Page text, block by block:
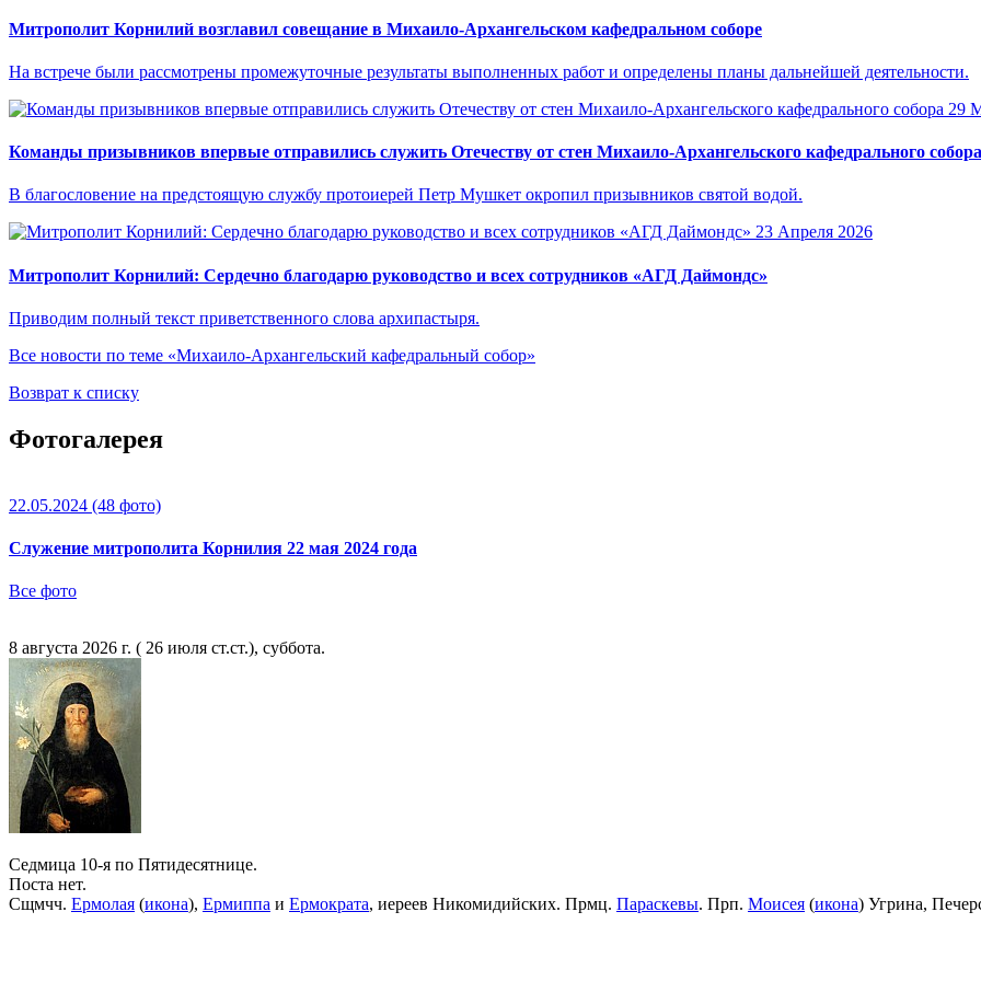
Митрополит Корнилий возглавил совещание в Михаило-Архангельском кафедральном соборе
На встрече были рассмотрены промежуточные результаты выполненных работ и определены планы дальнейшей деятельности.
29
Команды призывников впервые отправились служить Отечеству от стен Михаило-Архангельского кафедрального собора
В благословение на предстоящую службу протоиерей Петр Мушкет окропил призывников святой водой.
23 Апреля 2026
Митрополит Корнилий: Сердечно благодарю руководство и всех сотрудников «АГД Даймондс»
Приводим полный текст приветственного слова архипастыря.
Все новости по теме «Михаило-Архангельский кафедральный собор»
Возврат к списку
Фотогалерея
22.05.2024 (48 фото)
Служение митрополита Корнилия 22 мая 2024 года
Все фото
8 августа 2026 г. ( 26 июля ст.ст.), суббота.
Седмица 10-я по Пятидесятнице.
Поста нет.
Сщмчч. Ермолая (икона), Ермиппа и Ермократа, иереев Никомидийских. Прмц. Параскевы. Прп. Моисея (икона) Угрина,